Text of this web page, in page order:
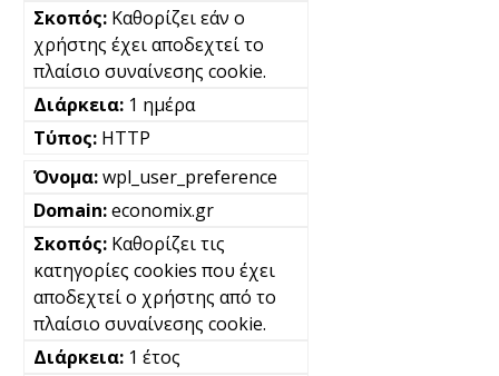
Καθορίζει εάν ο
χρήστης έχει αποδεχτεί το
πλαίσιο συναίνεσης cookie.
1 ημέρα
HTTP
wpl_user_preference
economix.gr
Καθορίζει τις
κατηγορίες cookies που έχει
αποδεχτεί ο χρήστης από το
πλαίσιο συναίνεσης cookie.
1 έτος